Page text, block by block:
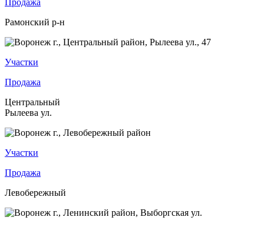
Рамонский р-н
Участки
Продажа
Центральный
Рылеева ул.
Участки
Продажа
Левобережный